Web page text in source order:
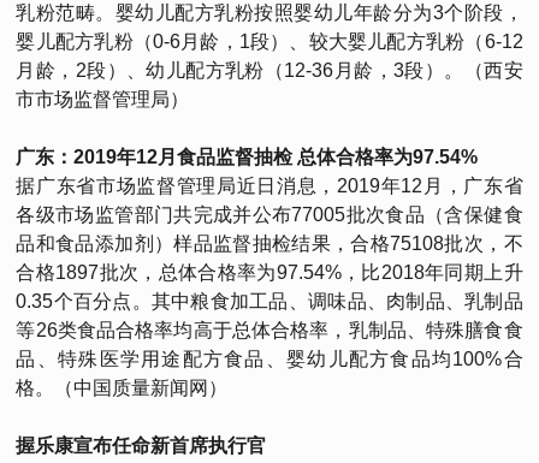
乳粉范畴。婴幼儿配方乳粉按照婴幼儿年龄分为3个阶段，
婴儿配方乳粉（0-6月龄，1段）、较大婴儿配方乳粉（6-12
月龄，2段）、幼儿配方乳粉（12-36月龄，3段）。（西安
市市场监督管理局）
广东：2019年12月食品监督抽检 总体合格率为97.54%
据广东省市场监督管理局近日消息，2019年12月，广东省
各级市场监管部门共完成并公布77005批次食品（含保健食
品和食品添加剂）样品监督抽检结果，合格75108批次，不
合格1897批次，总体合格率为97.54%，比2018年同期上升
0.35个百分点。其中粮食加工品、调味品、肉制品、乳制品
等26类食品合格率均高于总体合格率，乳制品、特殊膳食食
品、特殊医学用途配方食品、婴幼儿配方食品均100%合
格。（中国质量新闻网）
握乐康宣布任命新首席执行官